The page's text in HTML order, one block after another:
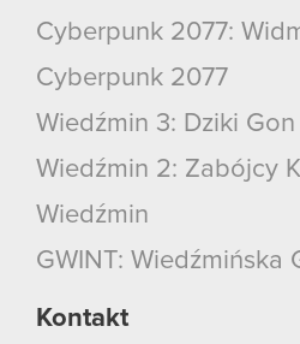
Cyberpunk 2077:
Cyberpunk 2077
Wiedźmin 3: Dziki Gon
Wiedźmin 2: Zabójcy
Wiedźmin
GWINT: Wiedźmińska
Kontakt